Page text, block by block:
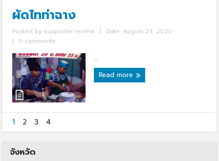
ผัดไทท่าฉาง
Posted by supporter review |
Date: August 23, 2020
|
0 comments
...
Read more
1 2 3 4
จังหวัด